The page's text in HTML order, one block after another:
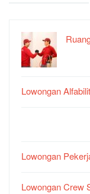
Lowongan
Lowongan
Lowongan Crew